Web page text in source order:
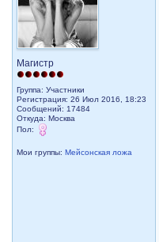
Магистр
Группа: Участники
Регистрация: 26 Июл 2016, 18:23
Сообщений: 17484
Откуда: Москва
Пол:
Мои группы:Мейсонская ложа